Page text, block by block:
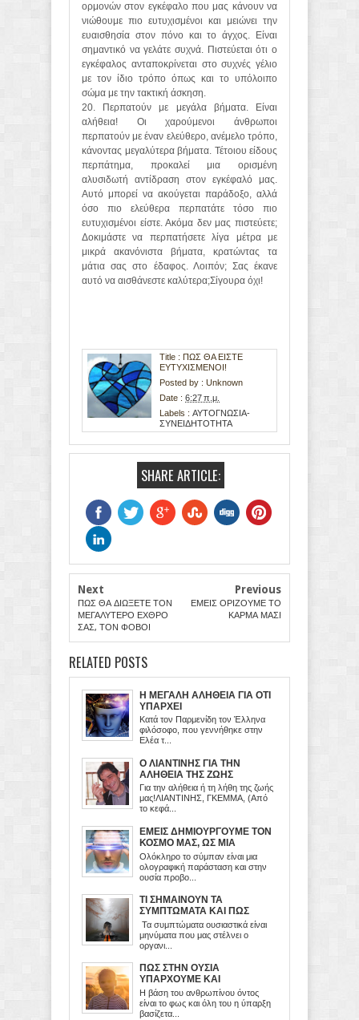
ορμονών στον εγκέφαλο που μας κάνουν να
νιώθουμε πιο ευτυχισμένοι και μειώνει την
ευαισθησία στον πόνο και το άγχος. Είναι
σημαντικό να γελάτε συχνά. Πιστεύεται ότι ο
εγκέφαλος ανταποκρίνεται στο συχνές γέλιο
με τον ίδιο τρόπο όπως και το υπόλοιπο
σώμα με την τακτική άσκηση.
20. Περπατούν με μεγάλα βήματα. Είναι
αλήθεια! Οι χαρούμενοι άνθρωποι
περπατούν με έναν ελεύθερο, ανέμελο τρόπο,
κάνοντας μεγαλύτερα βήματα. Τέτοιου είδους
περπάτημα, προκαλεί μια ορισμένη
αλυσιδωτή αντίδραση στον εγκέφαλό μας.
Αυτό μπορεί να ακούγεται παράδοξο, αλλά
όσο πιο ελεύθερα περπατάτε τόσο πιο
ευτυχισμένοι είστε. Ακόμα δεν μας πιστεύετε;
Δοκιμάστε να περπατήσετε λίγα μέτρα με
μικρά ακανόνιστα βήματα, κρατώντας τα
μάτια σας στο έδαφος. Λοιπόν; Σας έκανε
αυτό να αισθάνεστε καλύτερα;Σίγουρα όχι!
Title : ΠΩΣ ΘΑ ΕΙΣΤΕ
ΕΥΤΥΧΙΣΜΕΝΟΙ!
Posted by : Unknown
Date : 6:27 π.μ.
Labels : ΑΥΤΟΓΝΩΣΙΑ-
ΣΥΝΕΙΔΗΤΟΤΗΤΑ
SHARE ARTICLE:
Next
ΠΩΣ ΘΑ ΔΙΩΞΕΤΕ ΤΟΝ
ΜΕΓΑΛΥΤΕΡΟ ΕΧΘΡΟ
ΣΑΣ, ΤΟΝ ΦΟΒΟ!
Previous
ΕΜΕΙΣ ΟΡΙΖΟΥΜΕ ΤΟ
ΚΑΡΜΑ ΜΑΣ!
RELATED POSTS
Η ΜΕΓΑΛΗ ΑΛΗΘΕΙΑ ΓΙΑ ΟΤΙ
ΥΠΑΡΧΕΙ
Κατά τον Παρμενίδη τον Έλληνα
φιλόσοφο, που γεννήθηκε στην
Ελέα τ...
Ο ΛΙΑΝΤΙΝΗΣ ΓΙΑ ΤΗΝ
ΑΛΗΘΕΙΑ ΤΗΣ ΖΩΗΣ
Για την αλήθεια ή τη λήθη της ζωής
μας!ΛΙΑΝΤΙΝΗΣ, ΓΚΕΜΜΑ, (Από
το κεφά...
ΕΜΕΙΣ ΔΗΜΙΟΥΡΓΟΥΜΕ ΤΟΝ
ΚΟΣΜΟ ΜΑΣ, ΩΣ ΜΙΑ
ΕΙΚΟΝΙΚΗ ΠΡΟΒΟΛΗ ΤΟΥ
ΜΥΑΛΟΥ ΜΑΣ
Ολόκληρο το σύμπαν είναι μια
ολογραφική παράσταση και στην
ουσία προβο...
ΤΙ ΣΗΜΑΙΝΟΥΝ ΤΑ
ΣΥΜΠΤΩΜΑΤΑ ΚΑΙ ΠΩΣ
ΠΡΕΠΕΙ ΝΑ ΤΑ
ΔΙΑΧΕΙΡΙΖΟΜΑΣΤΕ
Τα συμπτώματα ουσιαστικά είναι
μηνύματα που μας στέλνει ο
οργανι...
ΠΩΣ ΣΤΗΝ ΟΥΣΙΑ
ΥΠΑΡΧΟΥΜΕ ΚΑΙ
ΛΕΙΤΟΥΡΓΟΥΜΕ
Η βάση του ανθρωπίνου όντος
είναι το φως και όλη του η ύπαρξη
βασίζετα...